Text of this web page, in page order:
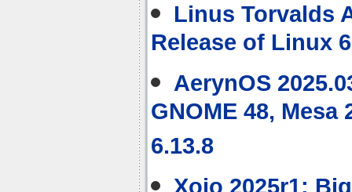
Linus Torvalds
Release of Linux
AerynOS
GNOME 48,
6.13.8
Xojo 2025r1: